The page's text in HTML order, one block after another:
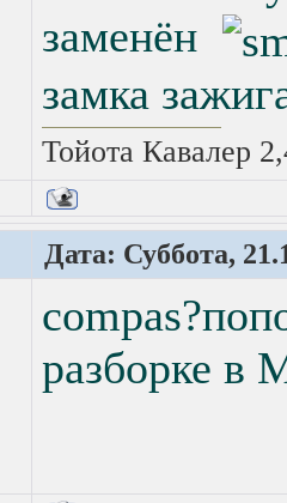
заменён
замка
Тойота Кавалер
Дата: Суббота,
разборке в